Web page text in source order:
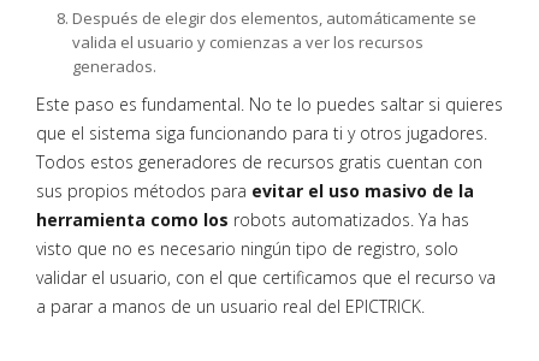
Después de elegir dos elementos, automáticamente se
valida el usuario y comienzas a ver los recursos
generados.
Este paso es fundamental. No te lo puedes saltar si quieres
que el sistema siga funcionando para ti y otros jugadores.
Todos estos generadores de recursos gratis cuentan con
sus propios métodos para evitar el uso masivo de la
herramienta como los robots automatizados. Ya has
visto que no es necesario ningún tipo de registro, solo
validar el usuario, con el que certificamos que el recurso va
a parar a manos de un usuario real del EPICTRICK.